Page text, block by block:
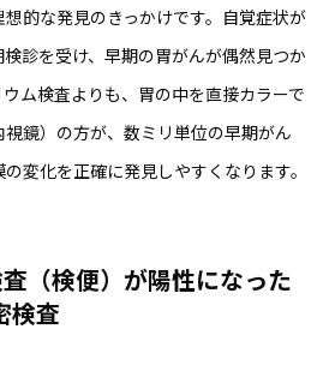
的な発見のきっかけです。自覚症状が
診を受け、早期の胃がんが偶然見つか
ム検査よりも、胃の中を直接カラーで
鏡）の方が、数ミリ単位の早期がん
変化を正確に発見しやすくなります。
（検便）が陽性になった
検査